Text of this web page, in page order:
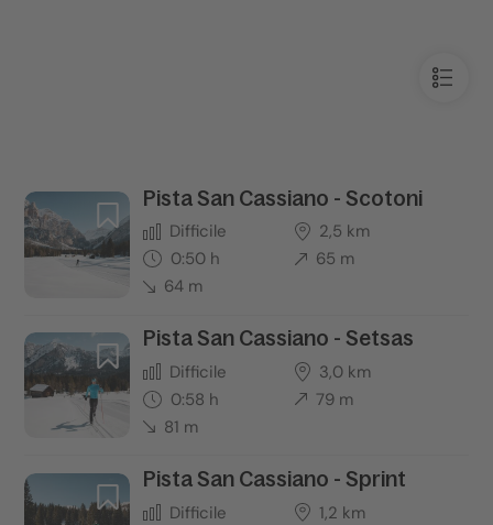
Pista San Cassiano - Scotoni
Difficile
2,5 km
0:50 h
65 m
64 m
Pista San Cassiano - Setsas
Difficile
3,0 km
0:58 h
79 m
81 m
Pista San Cassiano - Sprint
Difficile
1,2 km